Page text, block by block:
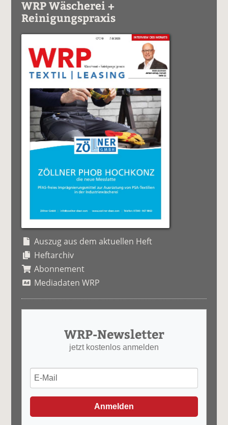
WRP Wäscherei +
Reinigungspraxis
Auszug aus dem aktuellen Heft
Heftarchiv
Abonnement
Mediadaten WRP
WRP-Newsletter
jetzt kostenlos anmelden
Anmelden